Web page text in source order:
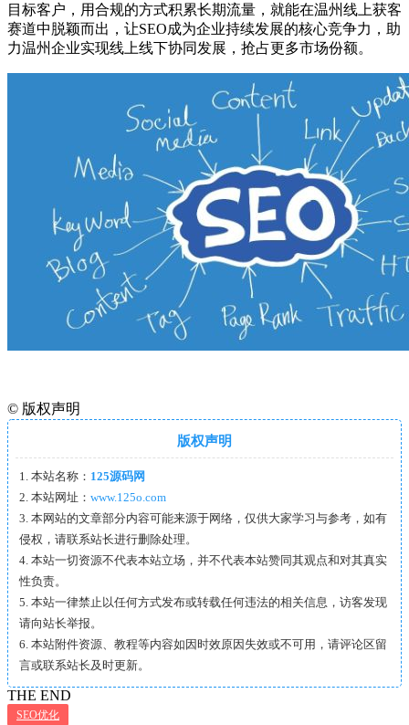
目标客户，用合规的方式积累长期流量，就能在温州线上获客
赛道中脱颖而出，让SEO成为企业持续发展的核心竞争力，助
力温州企业实现线上线下协同发展，抢占更多市场份额。
© 版权声明
版权声明
1. 本站名称： 125源码网
2. 本站网址： www.125o.com
3. 本网站的文章部分内容可能来源于网络，仅供大家学习与参考，如有
侵权，请联系站长进行删除处理。
4. 本站一切资源不代表本站立场，并不代表本站赞同其观点和对其真实
性负责。
5. 本站一律禁止以任何方式发布或转载任何违法的相关信息，访客发现
请向站长举报。
6. 本站附件资源、教程等内容如因时效原因失效或不可用，请评论区留
言或联系站长及时更新。
THE END
SEO优化